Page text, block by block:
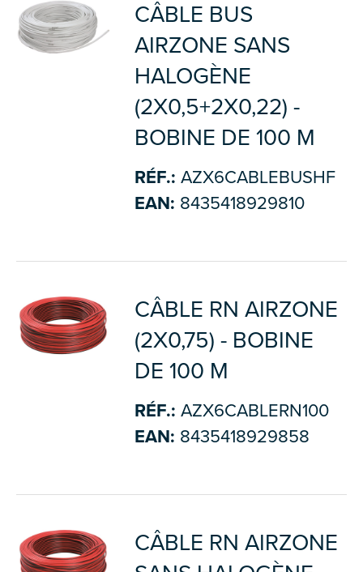
CÂBLE BUS
AIRZONE SANS
HALOGÈNE
(2X0,5+2X0,22) -
BOBINE DE 100 M
RÉF.: AZX6CABLEBUSHF
EAN: 8435418929810
CÂBLE RN AIRZONE
(2X0,75) - BOBINE
DE 100 M
RÉF.: AZX6CABLERN100
EAN: 8435418929858
CÂBLE RN AIRZONE